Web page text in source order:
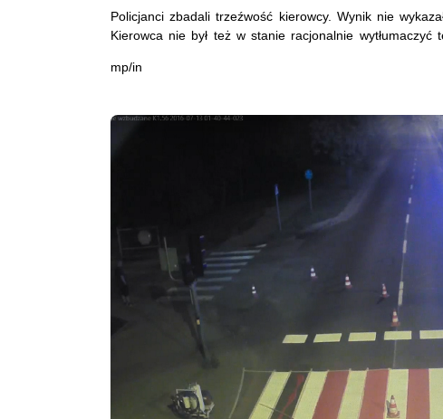
Policjanci zbadali trzeźwość kierowcy. Wynik nie
Kierowca nie był też w stanie racjonalnie wytłumaczyć
mp/in